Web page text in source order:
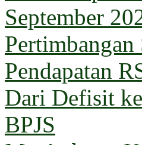
September
Pendapatan
Dari Defisit
BPJS